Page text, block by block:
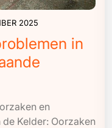
2025
in
en
Kelder: Oorzaken